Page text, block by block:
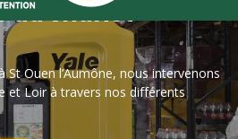
du chariot
St Ouen l’Aumône, nous intervenons
et Loir à travers nos différents